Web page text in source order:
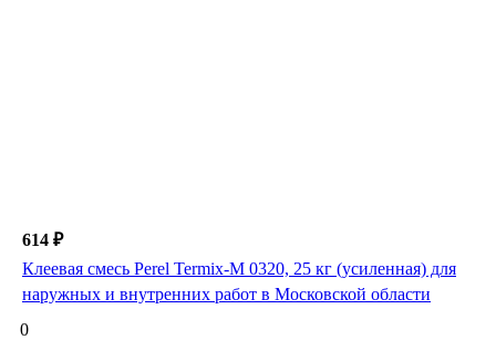
614 ₽
Клеевая смесь Perel Termix-M 0320, 25 кг (усиленная) для
наружных и внутренних работ в Московской области
0